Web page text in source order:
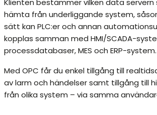
Klienten bestämmer vilken data servern
hämta från underliggande system,
sätt kan PLC:er och annan
kopplas samman med HMI/SCADA-
processdatabaser, MES och ERP-system.
Med OPC får du enkel tillgång till
av larm och händelser samt tillgång till
från olika system – via samma